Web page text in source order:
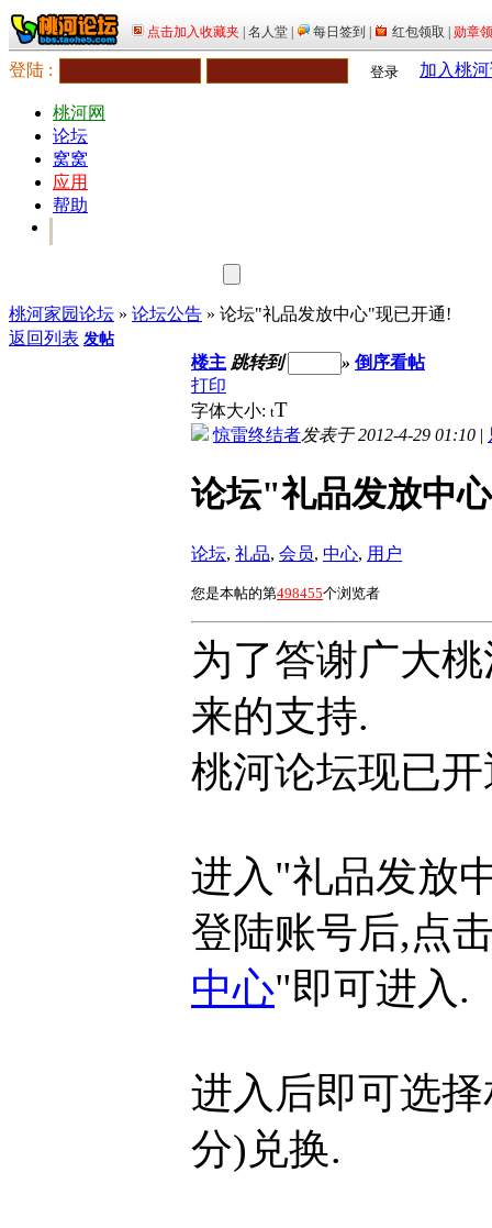
登陆 : 登录 加入桃
桃河网
论坛
窝窝
应用
帮助
桃河家园论坛 » 论坛公告 » 论坛"礼品发放中心"现已开通!
返回列表 发帖
楼主 跳转到 » 倒序看帖
打印
字体大小: tT
惊雷终结者发表于 2012-4-29 01:10 |
论坛"礼品发放中
论坛, 礼品, 会员, 中心, 用户
您是本帖的第498455个浏览者
为了答谢广大
来的支持.
桃河论坛现已
进入"礼品发放
登陆账号后,点
中心"即可进入.
进入后即可选
分)兑换.